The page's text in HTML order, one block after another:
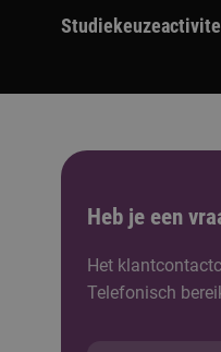
Heb je een
Het
Telefonisch